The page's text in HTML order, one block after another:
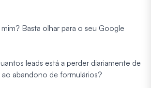
Basta olhar para o seu Google
leads está a perder diariamente de
abandono de formulários?